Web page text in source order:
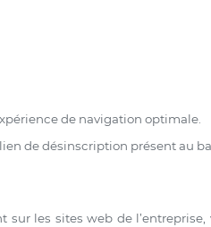
de navigation optimale.
de désinscription présent au
les sites web de l’entreprise,